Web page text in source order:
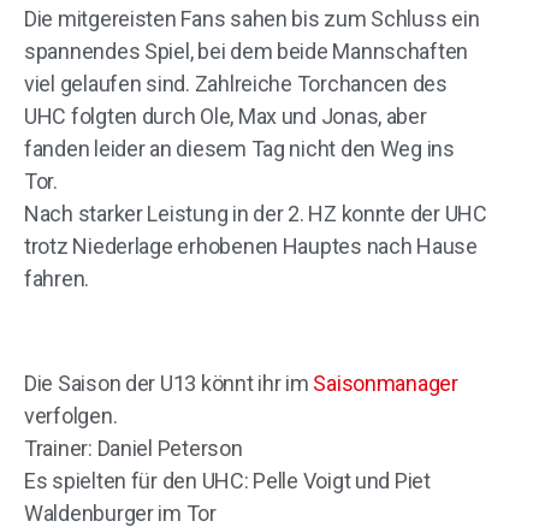
Die mitgereisten Fans sahen bis zum Schluss ein
spannendes Spiel, bei dem beide Mannschaften
viel gelaufen sind. Zahlreiche Torchancen des
UHC folgten durch Ole, Max und Jonas, aber
fanden leider an diesem Tag nicht den Weg ins
Tor.
Nach starker Leistung in der 2. HZ konnte der UHC
trotz Niederlage erhobenen Hauptes nach Hause
fahren.
Die Saison der U13 könnt ihr im Saisonmanager
verfolgen.
Trainer: Daniel Peterson
Es spielten für den UHC: Pelle Voigt und Piet
Waldenburger im Tor